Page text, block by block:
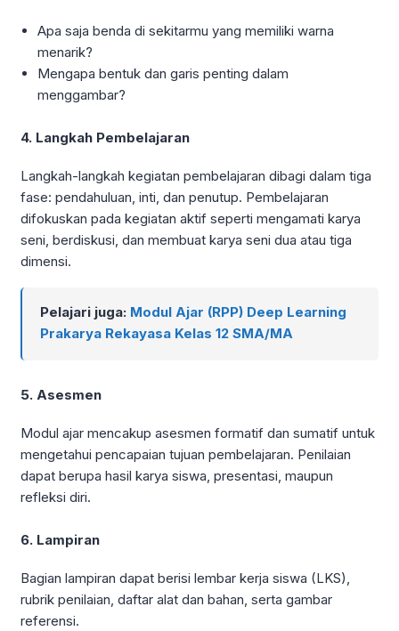
Apa saja benda di sekitarmu yang memiliki warna
menarik?
Mengapa bentuk dan garis penting dalam
menggambar?
4. Langkah Pembelajaran
Langkah-langkah kegiatan pembelajaran dibagi dalam tiga
fase: pendahuluan, inti, dan penutup. Pembelajaran
difokuskan pada kegiatan aktif seperti mengamati karya
seni, berdiskusi, dan membuat karya seni dua atau tiga
dimensi.
Pelajari juga: Modul Ajar (RPP) Deep Learning
Prakarya Rekayasa Kelas 12 SMA/MA
5. Asesmen
Modul ajar mencakup asesmen formatif dan sumatif untuk
mengetahui pencapaian tujuan pembelajaran. Penilaian
dapat berupa hasil karya siswa, presentasi, maupun
refleksi diri.
6. Lampiran
Bagian lampiran dapat berisi lembar kerja siswa (LKS),
rubrik penilaian, daftar alat dan bahan, serta gambar
referensi.